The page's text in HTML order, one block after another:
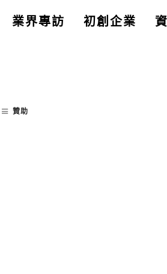
業界專訪 初創企業
贊助